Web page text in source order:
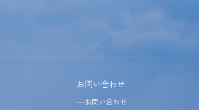
お問い合わせ
お問い合わせ